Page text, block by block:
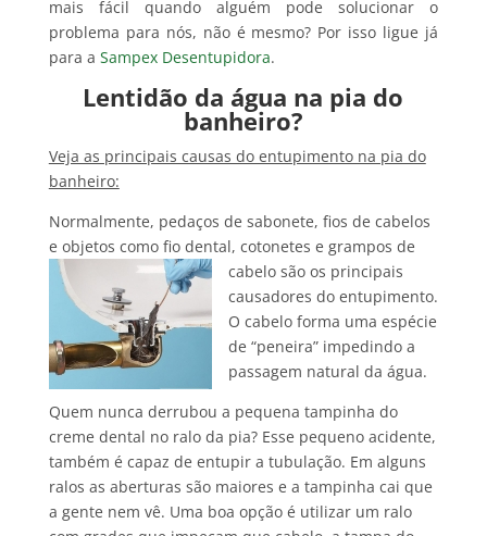
mais fácil quando alguém pode solucionar o
problema para nós, não é mesmo? Por isso ligue já
para a Sampex Desentupidora.
Lentidão da água na pia do
banheiro?
Veja as principais causas do entupimento na pia do
banheiro:
Normalmente, pedaços de sabonete, fios de cabelos
e objetos como fio dental, cotonetes e grampos de
cabelo são os principais
causadores do entupimento.
O cabelo forma uma espécie
de “peneira” impedindo a
passagem natural da água.
Quem nunca derrubou a pequena tampinha do
creme dental no ralo da pia? Esse pequeno acidente,
também é capaz de entupir a tubulação. Em alguns
ralos as aberturas são maiores e a tampinha cai que
a gente nem vê. Uma boa opção é utilizar um ralo